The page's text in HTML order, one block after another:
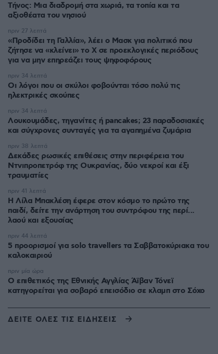
Τήνος: Μια διαδρομή στα χωριά, τα τοπία και τα
αξιοθέατα του νησιού
«Προδίδει τη Γαλλία», λέει ο Μασκ για πολιτικό που
ζήτησε να «κλείνει» το X σε προεκλογικές περιόδους
για να μην επηρεάζει τους ψηφοφόρους
πριν 27 λεπτά
Οι λόγοι που οι σκύλοι φοβούνται τόσο πολύ τις
ηλεκτρικές σκούπες
πριν 34 λεπτά
Λουκουμάδες, τηγανίτες ή pancakes; 23 παραδοσιακές
και σύγχρονες συνταγές για τα αγαπημένα ζυμάρια
πριν 34 λεπτά
Δεκάδες ρωσικές επιθέσεις στην περιφέρεια του
Ντνιπροπετρόφ της Ουκρανίας, δύο νεκροί και έξι
τραυματίες
πριν 38 λεπτά
Η Λίλα Μπακλέση έφερε στον κόσμο το πρώτο της
παιδί, δείτε την ανάρτηση του συντρόφου της περί...
λαού και εξουσίας
πριν 41 λεπτά
5 προορισμοί για solo travellers τα Σαββατοκύριακα του
καλοκαιριού
πριν 44 λεπτά
Ο επιθετικός της Εθνικής Αγγλίας Άϊβαν Τόνεϊ
κατηγορείται για σοβαρό επεισόδιο σε κλαμπ στο Σόχο
πριν μία ώρα
ΔΕΙΤΕ ΟΛΕΣ ΤΙΣ ΕΙΔΗΣΕΙΣ